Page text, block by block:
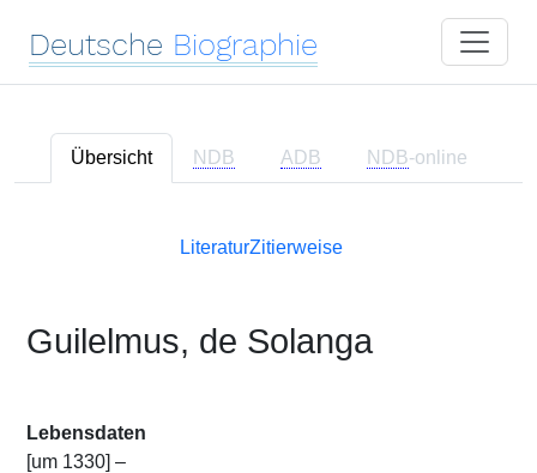
Deutsche Biographie
Übersicht NDB ADB NDB-online
LiteraturZitierweise
Guilelmus, de Solanga
Lebensdaten
[um 1330] –